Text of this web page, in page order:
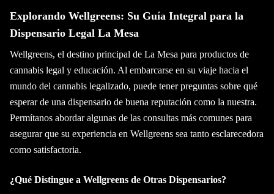
Explorando Wellgreens: Su Guía Integral para la
Dispensario Legal La Mesa
Wellgreens, el destino principal de La Mesa para productos de
cannabis legal y educación. Al embarcarse en su viaje hacia el
mundo del cannabis legalizado, puede tener preguntas sobre qué
esperar de una dispensario de buena reputación como la nuestra.
Permítanos abordar algunas de las consultas más comunes para
asegurar que su experiencia en Wellgreens sea tanto esclarecedora
como satisfactoria.
¿Qué Distingue a Wellgreens de Otras Dispensarios?